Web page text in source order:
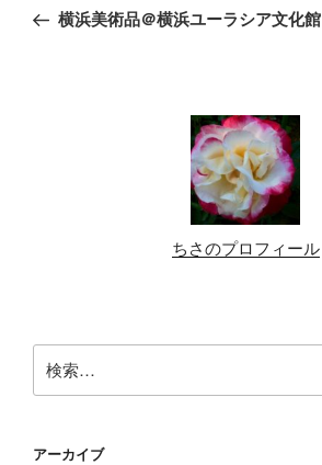
ナ
の
横浜美術品＠横浜ユーラシア文化館
ちさのプロフィール
索:
アーカイブ